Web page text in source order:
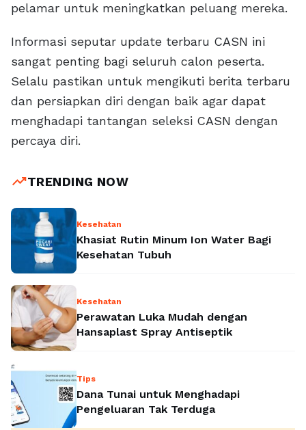
pelamar untuk meningkatkan peluang mereka.
Informasi seputar update terbaru CASN ini
sangat penting bagi seluruh calon peserta.
Selalu pastikan untuk mengikuti berita terbaru
dan persiapkan diri dengan baik agar dapat
menghadapi tantangan seleksi CASN dengan
percaya diri.
trending_upTRENDING NOW
Kesehatan
Khasiat Rutin Minum Ion Water Bagi
Kesehatan Tubuh
Kesehatan
Perawatan Luka Mudah dengan
Hansaplast Spray Antiseptik
Tips
Dana Tunai untuk Menghadapi
Pengeluaran Tak Terduga